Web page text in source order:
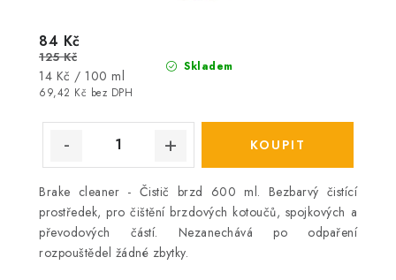
Skladem
69,42 Kč bez DPH
84 Kč
125 Kč
Měrná
cena:
14 Kč / 100 ml
Brake cleaner - Čistič brzd 600 ml. Bezbarvý čistící
prostředek, pro čištění brzdových kotoučů, spojkových a
převodových částí. Nezanechává po odpaření
rozpouštědel žádné zbytky.